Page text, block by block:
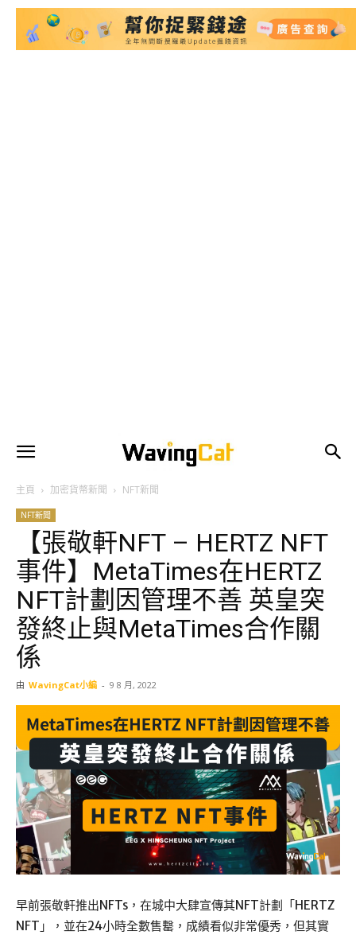
主頁 加密貨幣新聞 NFT新聞
NFT新聞
【張敬軒NFT – HERTZ NFT
事件】MetaTimes在HERTZ
NFT計劃因管理不善 英皇突
發終止與MetaTimes合作關
係
由 WavingCat小編 - 9 8 月, 2022
早前張敬軒推出NFTs，在城中大肆宣傳其NFT計劃「HERTZ
NFT」，並在24小時全數售罊，成績看似非常優秀，但其實